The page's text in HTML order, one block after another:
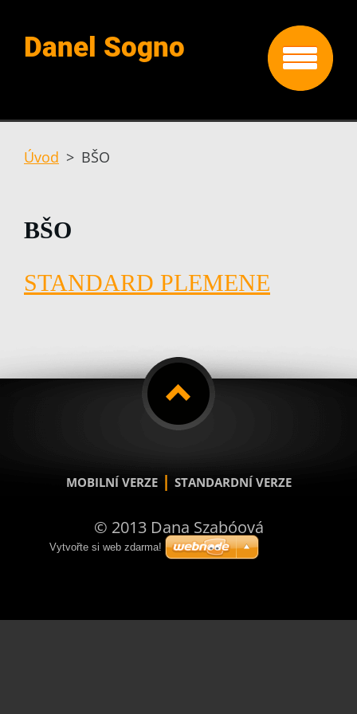
Danel Sogno
Úvod > BŠO
BŠO
STANDARD PLEMENE
MOBILNÍ VERZE | STANDARDNÍ VERZE
© 2013 Dana Szabóová
Vytvořte si web zdarma!